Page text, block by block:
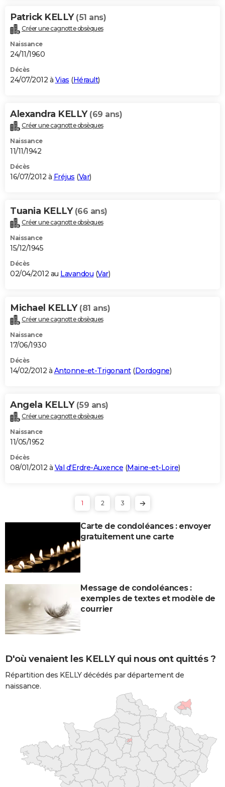
Patrick KELLY (51 ans)
Créer une cagnotte obsèques
Naissance
24/11/1960
Décès
24/07/2012 à Vias (Hérault)
Alexandra KELLY (69 ans)
Créer une cagnotte obsèques
Naissance
11/11/1942
Décès
16/07/2012 à Fréjus (Var)
Tuania KELLY (66 ans)
Créer une cagnotte obsèques
Naissance
15/12/1945
Décès
02/04/2012 au Lavandou (Var)
Michael KELLY (81 ans)
Créer une cagnotte obsèques
Naissance
17/06/1930
Décès
14/02/2012 à Antonne-et-Trigonant(Dordogne)
Angela KELLY (59 ans)
Créer une cagnotte obsèques
Naissance
11/05/1952
Décès
08/01/2012 à Val d'Erdre-Auxence (Maine-et-Loire)
1 2 3
Carte de condoléances : envoyer
gratuitement une carte
Message de condoléances :
exemples de textes et modèle de
courrier
D'où venaient les KELLY qui nous ont quittés ?
Répartition des KELLY décédés par département de
naissance.